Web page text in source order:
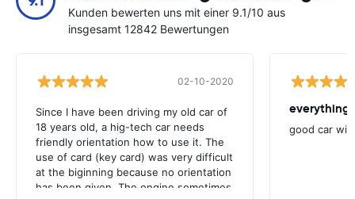
Kunden bewerten uns mit einer 9.1/10 aus
insgesamt 12842 Bewertungen
02-10-2020
Since I have been driving my old car of
18 years old, a hig-tech car needs
friendly orientation how to use it. The
use of card (key card) was very difficult
at the biginning because no orientation
has been given. The engine sometimes
everything
good car